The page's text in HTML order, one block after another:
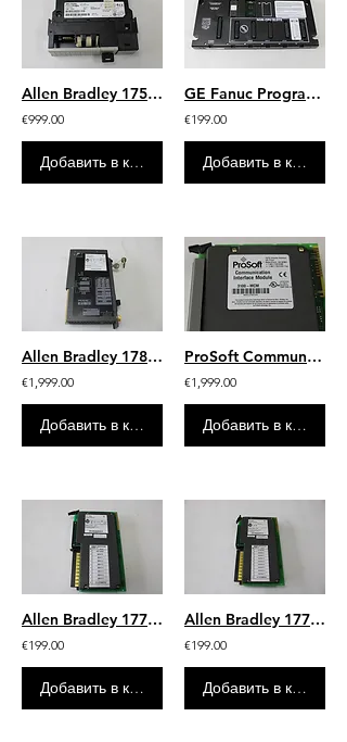
Allen Bradley 1756-M16/A 96320073 Memory Expansion 1756-L55/A 96346876 Processor
€999.00
Добавить в корзину
GE Fanuc Programmable Base IC693CPU311-AE BASE 5-SLOT WITH CPU
€199.00
Добавить в корзину
Allen Bradley 1785-L20E/F 96492872 Ethernet PLC-5 Controller PLC-5/20E
€1,999.00
Добавить в корзину
ProSoft Communication Interface Module 3100-MCM
€1,999.00
Добавить в корзину
Allen Bradley 1771-IB/A DC Input Module
€199.00
Добавить в корзину
Allen Bradley 1771-OB/C DC Output Module
€199.00
Добавить в корзину